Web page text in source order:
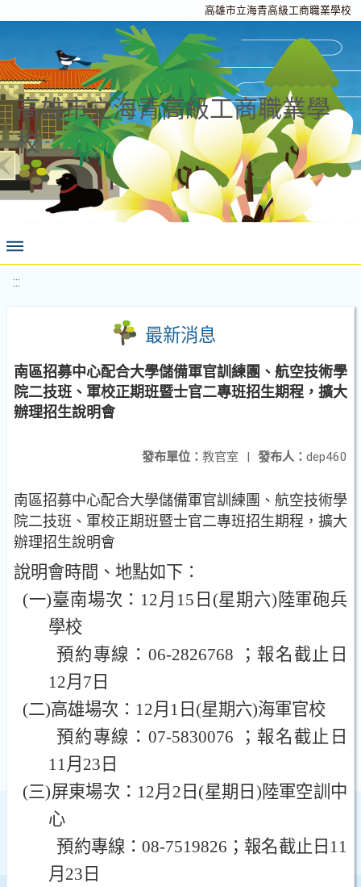
高雄市立海青高級工商職業學校
高雄市立海青高級工商職業學
校
:::
最新消息
南區招募中心配合大學儲備軍官訓練團、航空技術學
院二技班、軍校正期班暨士官二專班招生期程，擴大
辦理招生說明會
發布人： dep460
發布單位： 教官室 |
南區招募中心配合大學儲備軍官訓練團、航空技術學
院二技班、軍校正期班暨士官二專班招生期程，擴大
辦理招生說明會
說明會時間、地點如下：
(一)臺南場次： 12月 15 日 (星期六) 陸軍砲兵
學校
預約專線： 06-2826768
；報名截止日
12月 7 日
(二)高雄場次： 12月 1 日 (星期六)海軍官校
預約專線： 07-5830076
；報名截止日
11月 23 日
(三)屏東場次： 12月 2 日 (星期日 ) 陸軍空訓中
心
預約專線：08-7519826 ；報名截止日 11
月 23 日